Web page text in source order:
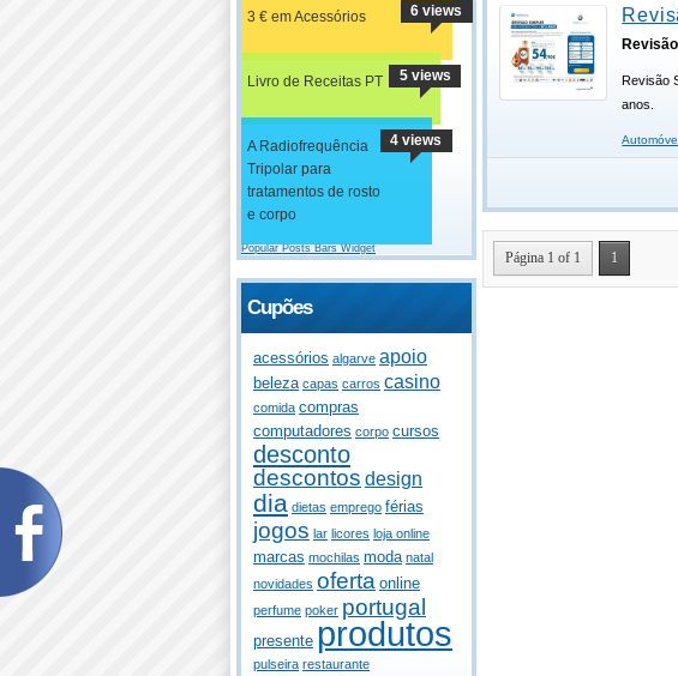
3 € em Acessórios 6 views
Livro de Receitas PT 5 views
A Radiofrequência
Tripolar para
tratamentos de rosto
e corpo
4 views
Popular Posts Bars Widget
Cupões
acessórios algarve apoio
beleza capas carros casino
comida compras
computadores corpo cursos
desconto
descontos design
dia dietas emprego férias
jogos lar licores loja online
marcas mochilas moda natal
novidades oferta online
perfume poker portugal
presente produtos
pulseira restaurante
Revisão
anos.
Página 1 of 1 1